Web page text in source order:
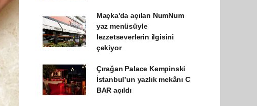
Maçka'da açılan NumNum
yaz menüsüyle
lezzetseverlerin ilgisini
çekiyor
Çırağan Palace Kempinski
İstanbul’un yazlık mekânı C
BAR açıldı